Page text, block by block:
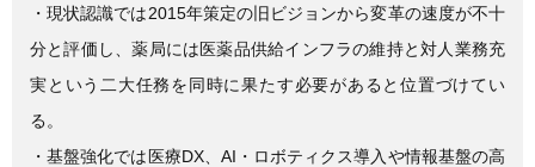
・現状認識では2015年策定の旧ビジョンから変革の速度が不十
分と評価し、薬局には医薬品供給インフラの維持と対人業務充
実という二大任務を同時に果たす必要があると位置づけてい
る。
・基盤強化では医療DX、AI・ロボティクス導入や情報基盤の高